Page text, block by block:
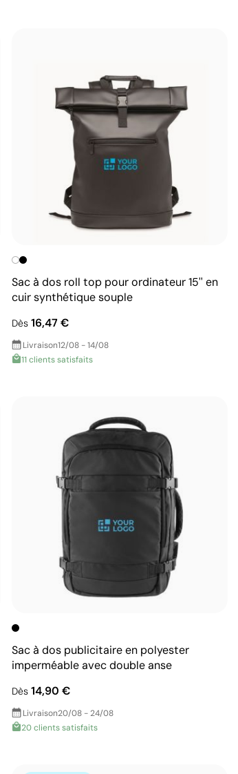
Sac à dos roll top pour ordinateur 15'' en
cuir synthétique souple
Dès 16,47 €
Livraison12/08 - 14/08
11 clients satisfaits
Sac à dos publicitaire en polyester
imperméable avec double anse
Dès 14,90 €
Livraison20/08 - 24/08
20 clients satisfaits